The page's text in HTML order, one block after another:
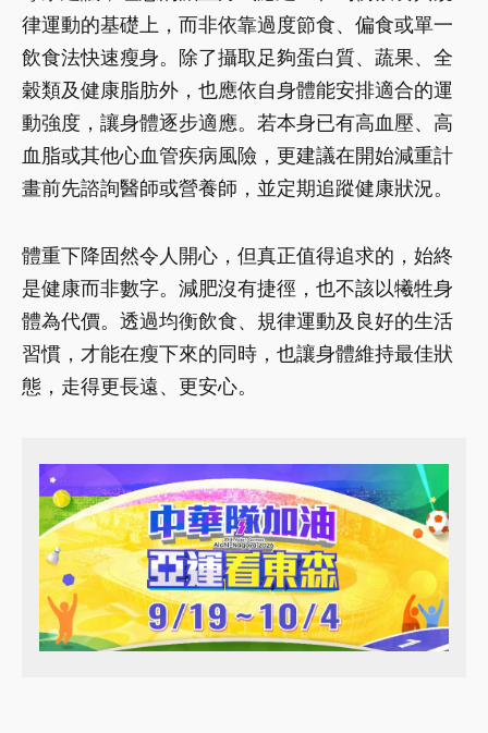
律運動的基礎上，而非依靠過度節食、偏食或單一
飲食法快速瘦身。除了攝取足夠蛋白質、蔬果、全
穀類及健康脂肪外，也應依自身體能安排適合的運
動強度，讓身體逐步適應。若本身已有高血壓、高
血脂或其他心血管疾病風險，更建議在開始減重計
畫前先諮詢醫師或營養師，並定期追蹤健康狀況。
體重下降固然令人開心，但真正值得追求的，始終
是健康而非數字。減肥沒有捷徑，也不該以犧牲身
體為代價。透過均衡飲食、規律運動及良好的生活
習慣，才能在瘦下來的同時，也讓身體維持最佳狀
態，走得更長遠、更安心。